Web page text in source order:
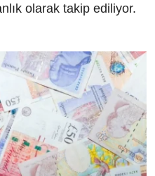
olarak takip ediliyor.